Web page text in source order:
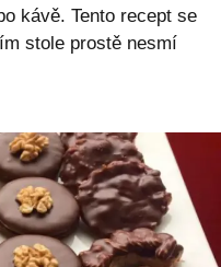
kávě. Tento recept se
stole prostě nesmí